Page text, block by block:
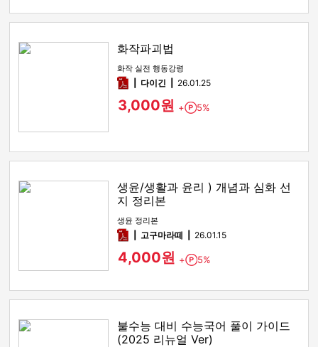
화작파괴법
화작 실전 행동강령
pdf다이긴 26.01.25
3,000원 + Point
5%
생윤/생활과 윤리 ) 개념과 심화 선
지 정리본
생윤 정리본
pdf고구마라떼 26.01.15
4,000원 + Point
5%
불수능 대비 수능국어 풀이 가이드
(2025 리뉴얼 Ver)